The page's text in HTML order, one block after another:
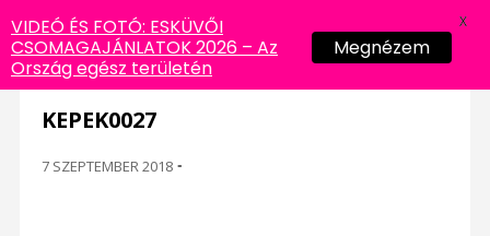
KEPEK0027
7 SZEPTEMBER 2018 -
VIDEÓ ÉS FOTÓ: ESKÜVŐI
CSOMAGAJÁNLATOK 2026 – Az
Ország egész területén
Megnézem
X